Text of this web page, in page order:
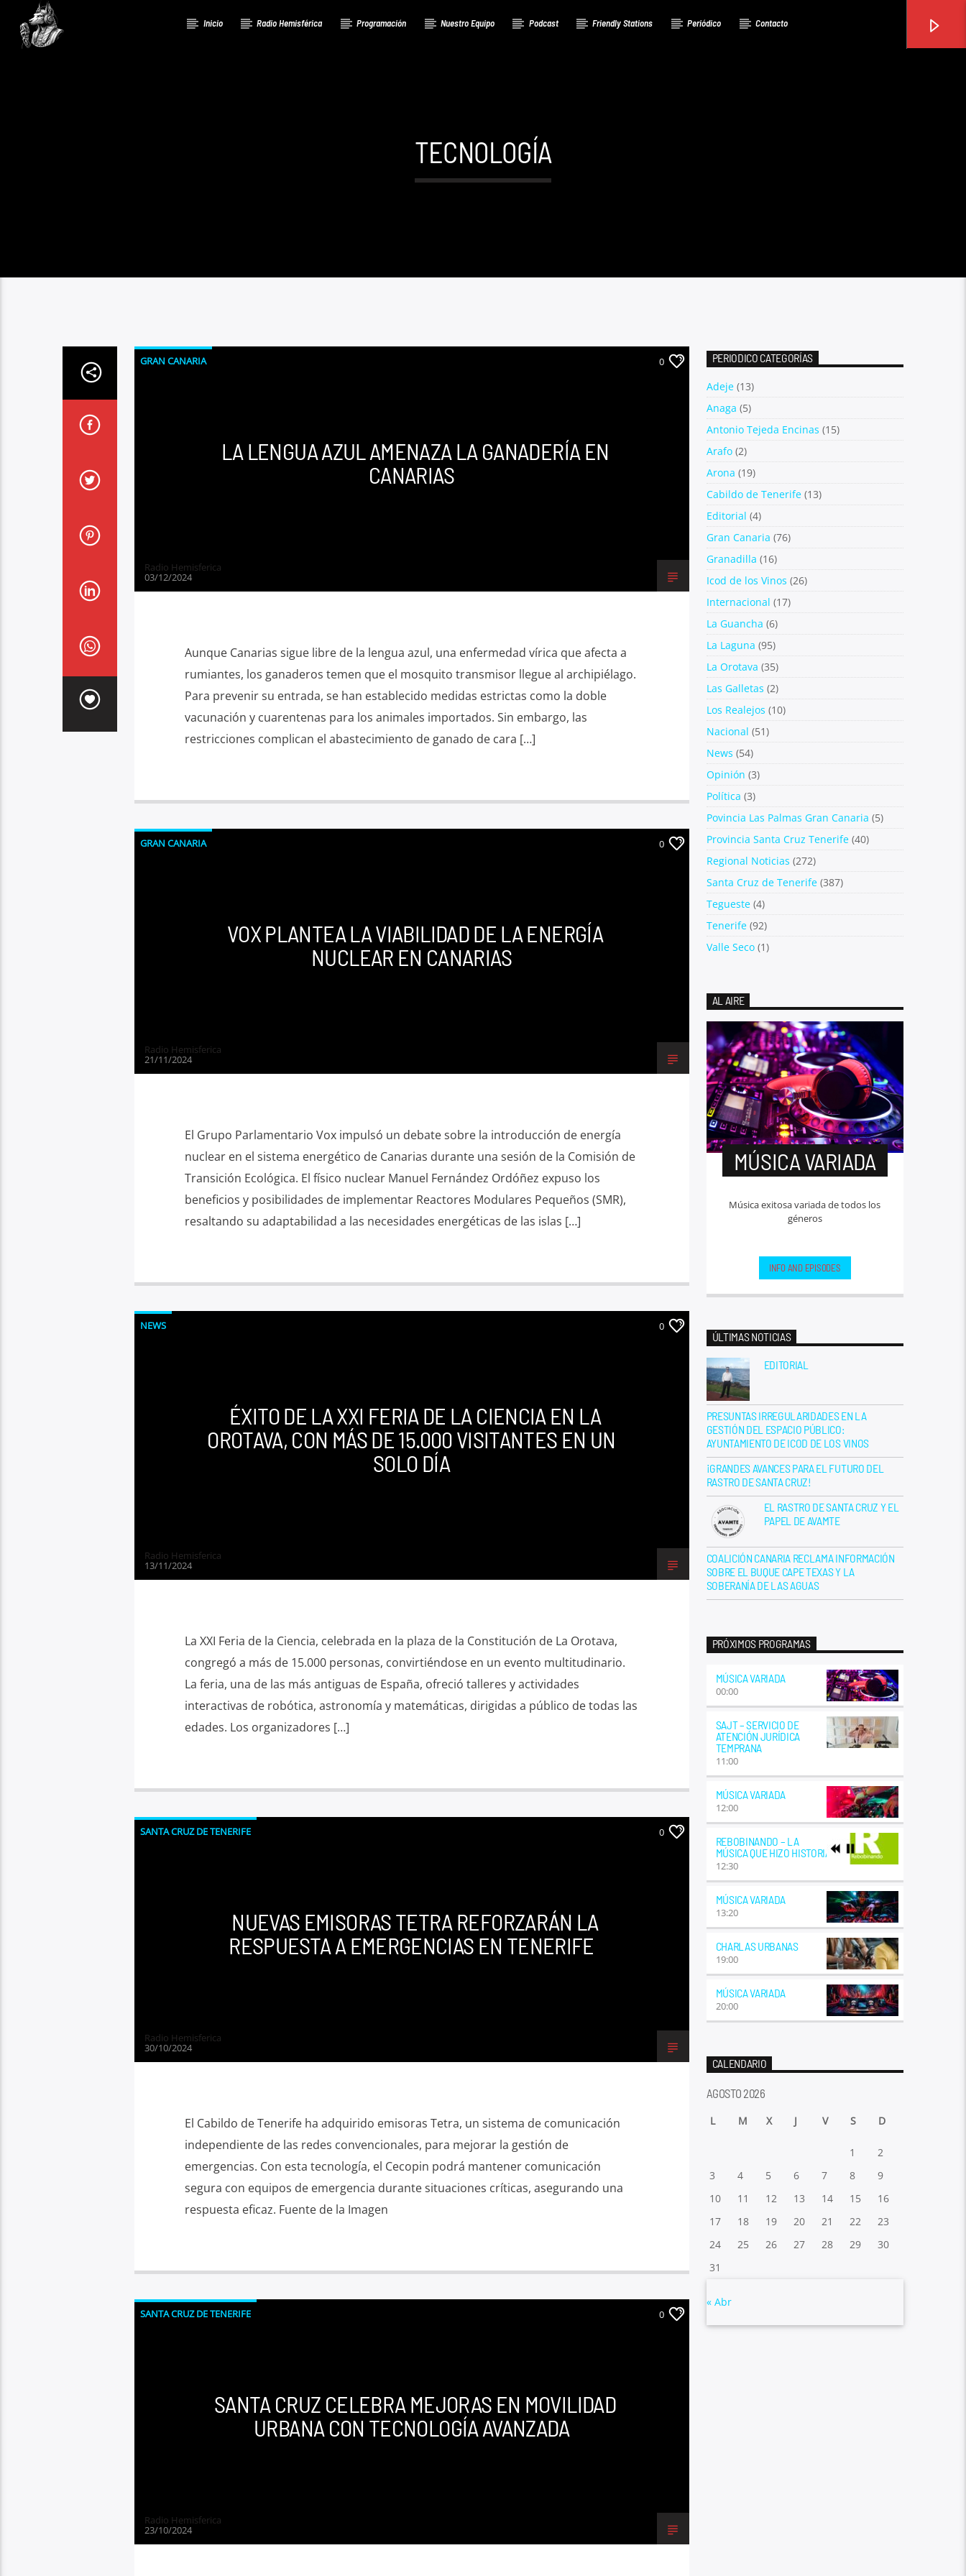
Inicio Radio Hemisférica Programación Nuestro Equipo Podcast Friendly Stations Periódico Contacto
TECNOLOGÍA
GRAN CANARIA 0
LA LENGUA AZUL AMENAZA LA GANADERÍA EN
CANARIAS
Radio Hemisferica
03/12/2024
Aunque Canarias sigue libre de la lengua azul, una enfermedad vírica que afecta a
rumiantes, los ganaderos temen que el mosquito transmisor llegue al archipiélago.
Para prevenir su entrada, se han establecido medidas estrictas como la doble
vacunación y cuarentenas para los animales importados. Sin embargo, las
restricciones complican el abastecimiento de ganado de cara […]
GRAN CANARIA 0
VOX PLANTEA LA VIABILIDAD DE LA ENERGÍA
NUCLEAR EN CANARIAS
Radio Hemisferica
21/11/2024
El Grupo Parlamentario Vox impulsó un debate sobre la introducción de energía
nuclear en el sistema energético de Canarias durante una sesión de la Comisión de
Transición Ecológica. El físico nuclear Manuel Fernández Ordóñez expuso los
beneficios y posibilidades de implementar Reactores Modulares Pequeños (SMR),
resaltando su adaptabilidad a las necesidades energéticas de las islas […]
NEWS 0
ÉXITO DE LA XXI FERIA DE LA CIENCIA EN LA
OROTAVA, CON MÁS DE 15.000 VISITANTES EN UN
SOLO DÍA
Radio Hemisferica
13/11/2024
La XXI Feria de la Ciencia, celebrada en la plaza de la Constitución de La Orotava,
congregó a más de 15.000 personas, convirtiéndose en un evento multitudinario.
La feria, una de las más antiguas de España, ofreció talleres y actividades
interactivas de robótica, astronomía y matemáticas, dirigidas a público de todas las
edades. Los organizadores […]
SANTA CRUZ DE TENERIFE 0
NUEVAS EMISORAS TETRA REFORZARÁN LA
RESPUESTA A EMERGENCIAS EN TENERIFE
Radio Hemisferica
30/10/2024
El Cabildo de Tenerife ha adquirido emisoras Tetra, un sistema de comunicación
independiente de las redes convencionales, para mejorar la gestión de
emergencias. Con esta tecnología, el Cecopin podrá mantener comunicación
segura con equipos de emergencia durante situaciones críticas, asegurando una
respuesta eficaz. Fuente de la Imagen
SANTA CRUZ DE TENERIFE 0
SANTA CRUZ CELEBRA MEJORAS EN MOVILIDAD
URBANA CON TECNOLOGÍA AVANZADA
Radio Hemisferica
23/10/2024
PERIODICO CATEGORÍAS
Adeje(13)
Anaga (5)
Antonio Tejeda Encinas (15)
Arafo(2)
Arona (19)
Cabildo de Tenerife(13)
Editorial (4)
Gran Canaria (76)
Granadilla (16)
Icod de los Vinos (26)
Internacional (17)
La Guancha (6)
La Laguna (95)
La Orotava (35)
Las Galletas (2)
Los Realejos (10)
Nacional (51)
News (54)
Opinión (3)
Política (3)
Povincia Las Palmas Gran Canaria (5)
Provincia Santa Cruz Tenerife(40)
Regional Noticias (272)
Santa Cruz de Tenerife(387)
Tegueste(4)
Tenerife(92)
Valle Seco(1)
AL AIRE
MÚSICA VARIADA
Música exitosa variada de todos los
géneros
INFO AND EPISODES
ÚLTIMAS NOTICIAS
EDITORIAL
PRESUNTAS IRREGULARIDADES EN LA
GESTIÓN DEL ESPACIO PÚBLICO:
AYUNTAMIENTO DE ICOD DE LOS VINOS
¡GRANDES AVANCES PARA EL FUTURO DEL
RASTRO DE SANTA CRUZ!
EL RASTRO DE SANTA CRUZ Y EL
PAPEL DE AVAMTE
COALICIÓN CANARIA RECLAMA INFORMACIÓN
SOBRE EL BUQUE CAPE TEXAS Y LA
SOBERANÍA DE LAS AGUAS
PRÓXIMOS PROGRAMAS
MÚSICA VARIADA
00:00
SAJT – SERVICIO DE
ATENCIÓN JURÍDICA
TEMPRANA
11:00
MÚSICA VARIADA
12:00
REBOBINANDO – LA
MÚSICA QUE HIZO HISTORIA
12:30
MÚSICA VARIADA
13:20
CHARLAS URBANAS
19:00
MÚSICA VARIADA
20:00
CALENDARIO
AGOSTO 2026
L M X J V S D
1
2
3
4 5 6 7 8
9
10
11 12 13 14 15
16
17
18 19 20 21 22
23
24
25 26 27 28 29
30
31
« Abr